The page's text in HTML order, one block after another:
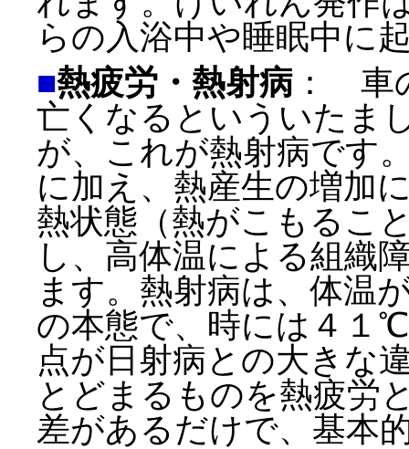
らの入浴中や睡眠中に
■熱疲労・熱射病： 車
亡くなるといういたま
が、これが熱射病です
に加え、熱産生の増加
熱状態（熱がこもるこ
し、高体温による組織
ます。熱射病は、体温
の本態で、時には４１
点が日射病との大きな
とどまるものを熱疲労
差があるだけで、基